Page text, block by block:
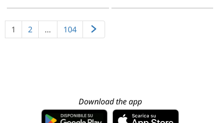
1 2 … 104
Download the app